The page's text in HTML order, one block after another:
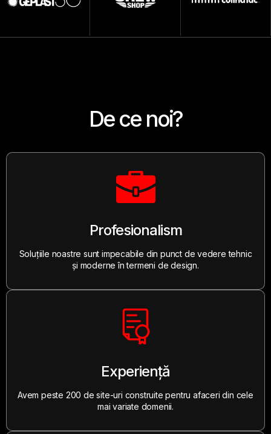
De ce noi?
Profesionalism
Soluțiile noastre sunt impecabile din punct de vedere tehnic
și moderne în termeni de design.
Experiență
Avem peste 200 de site-uri construite pentru afaceri din cele
mai variate domenii.